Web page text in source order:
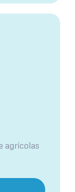
agrícolas